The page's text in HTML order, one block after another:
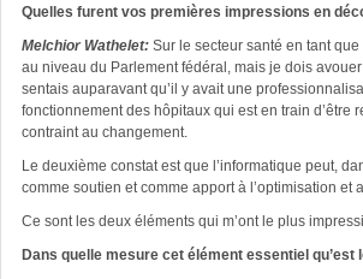
Quelles furent vos premières impressions en
Melchior Wathelet: Sur le secteur santé en tant
au niveau du Parlement fédéral, mais je dois
sentais auparavant qu’il y avait une
fonctionnement des hôpitaux qui est en train d’être
contraint au changement.
Le deuxième constat est que l’informatique peut,
comme soutien et comme apport à l’optimisation et
Ce sont les deux éléments qui m’ont le plus
Dans quelle mesure cet élément essentiel